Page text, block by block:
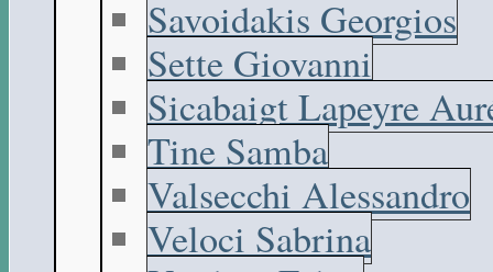
Savoidakis Georgios
Sette Giovanni
Sicabaigt Lapeyre
Tine Samba
Valsecchi Alessandro
Veloci Sabrina